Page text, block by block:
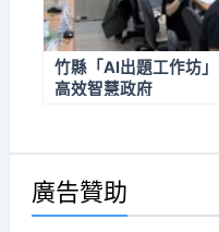
竹縣「AI出題工作坊
高效智慧政府
廣告贊助